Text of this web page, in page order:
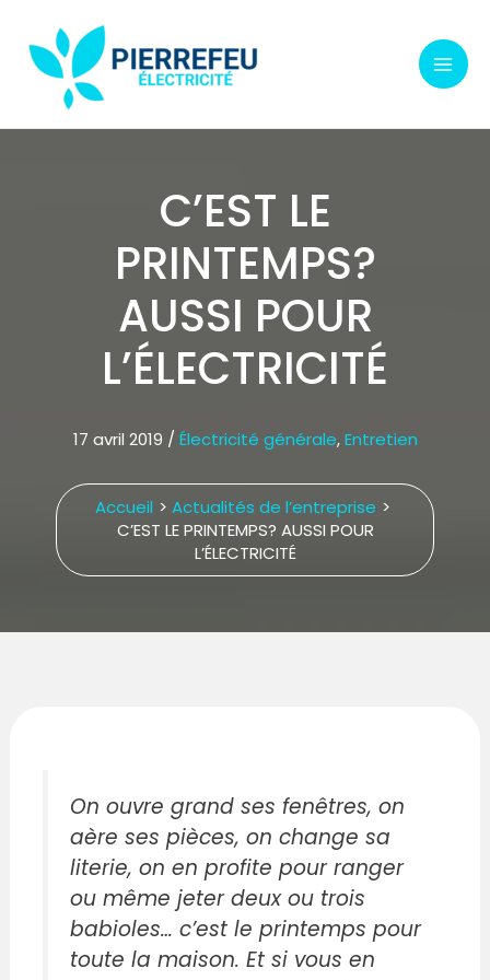
contenu
C’EST LE
PRINTEMPS?
AUSSI POUR
L’ÉLECTRICITÉ
17 avril 2019 / Électricité générale,Entretien
Accueil
Actualités de l’entreprise
C’EST LE PRINTEMPS? AUSSI POUR
L’ÉLECTRICITÉ
On ouvre grand ses fenêtres, on
aère ses pièces, on change sa
literie, on en profite pour ranger
ou même jeter deux ou trois
babioles… c’est le printemps pour
toute la maison. Et si vous en